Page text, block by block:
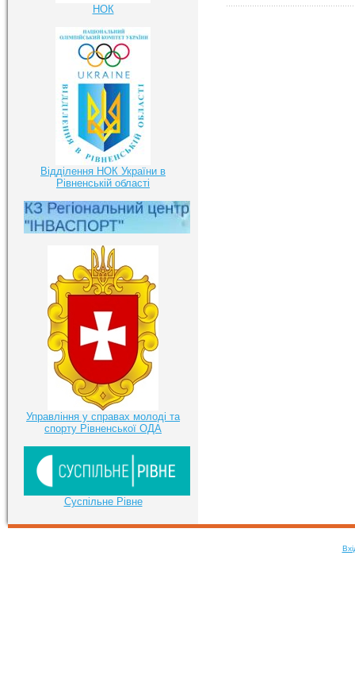
НОК
Відділення НОК України в
Рівненській області
Управління у справах молоді та
спорту Рівненської ОДА
Суспільне Рівне